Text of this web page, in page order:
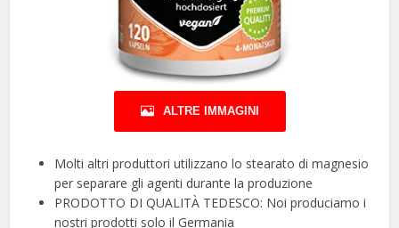
ALTRE IMMAGINI
Molti altri produttori utilizzano lo stearato di magnesio
per separare gli agenti durante la produzione
PRODOTTO DI QUALITÀ TEDESCO: Noi produciamo i
nostri prodotti solo il Germania